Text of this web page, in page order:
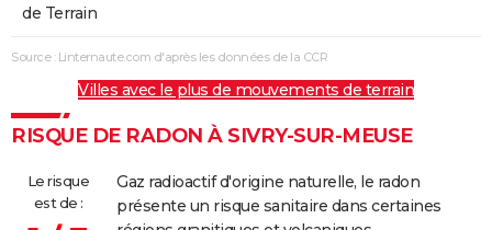
de Terrain
Source : Linternaute.com d'après les données de la CCR
Villes avec le plus de mouvements de terrain
RISQUE DE RADON À SIVRY-SUR-MEUSE
Le risque
est de :
Gaz radioactif d'origine naturelle, le radon
présente un risque sanitaire dans certaines